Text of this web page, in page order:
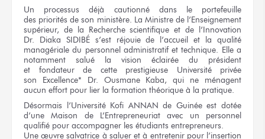
Un processus déjà cautionné dans le portefeuille
des priorités de son ministère. La Ministre de l’Enseignement
supérieur, de la Recherchescientifiqueet de l’Innovation
Dr. Diaka SIDIBÉs’est réjouiede l’accueil et la qualité
managérialedu personneladministratifet technique.
Elle a
notamment salué la vision éclairée du président
et fondateur
de cette prestigieuse Université privée
son Excellence* Dr. Ousmane Kaba,qui ne ménagent
aucun effort pour lier la formation théorique à la pratique.
Désormais l’Université Kofi ANNANde Guinéeest dotée
d’une Maison
de L’Entrepreneuriat avec un personnel
qualifié pour accompagner les étudiants entrepreneurs.
Une œuvre salvatrice à saluer et à entretenirpour l’insertion